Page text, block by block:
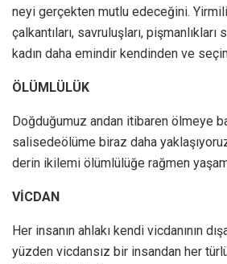
neyi gerçekten mutlu edeceğini.
çalkantıları, savruluşları, pişmanlıkları
kadın daha emindir kendinden ve
ÖLÜMLÜLÜK
Doğduğumuz andan itibaren ölmeye
salisedeölüme biraz daha
derin ikilemi ölümlülüğe rağmen
VİCDAN
Her insanın ahlakı kendi vicdanının
yüzden vicdansız bir insandan her